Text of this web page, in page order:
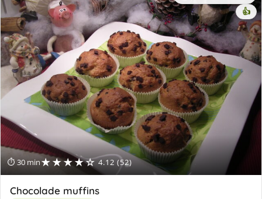
⏱ 30 min★★★★☆ 4.12 (52)
👍
Chocolade muffins